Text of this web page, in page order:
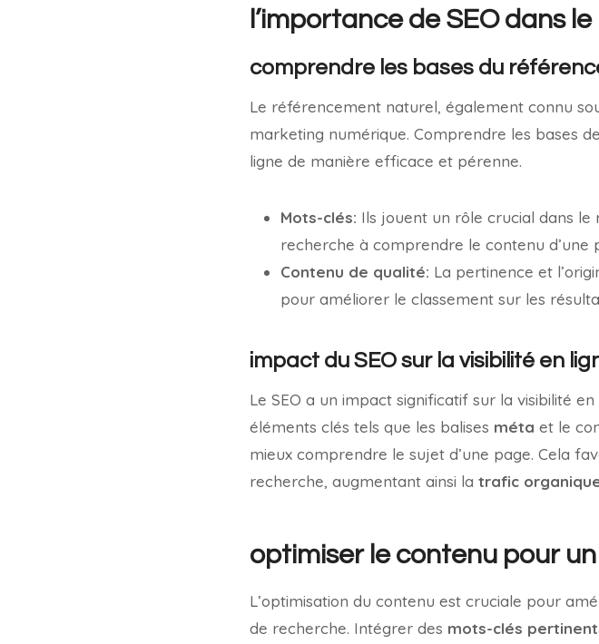
l’importance de SEO dans
comprendre les bases du
Le référencement naturel, également connu
marketing numérique. Comprendre les bases
ligne de manière efficace et pérenne.
Mots-clés: Ils jouent un rôle crucial dans
recherche à comprendre le contenu d’une
Contenu de qualité: La pertinence et
pour améliorer le classement sur les
impact du SEO sur la visibilité en
Le SEO a un impact significatif sur la visibilité
éléments clés tels que les balises méta et le
mieux comprendre le sujet d’une page. Cela
recherche, augmentant ainsi la trafic
optimiser le contenu pour
L’optimisation du contenu est cruciale pour
de recherche. Intégrer des mots-clés